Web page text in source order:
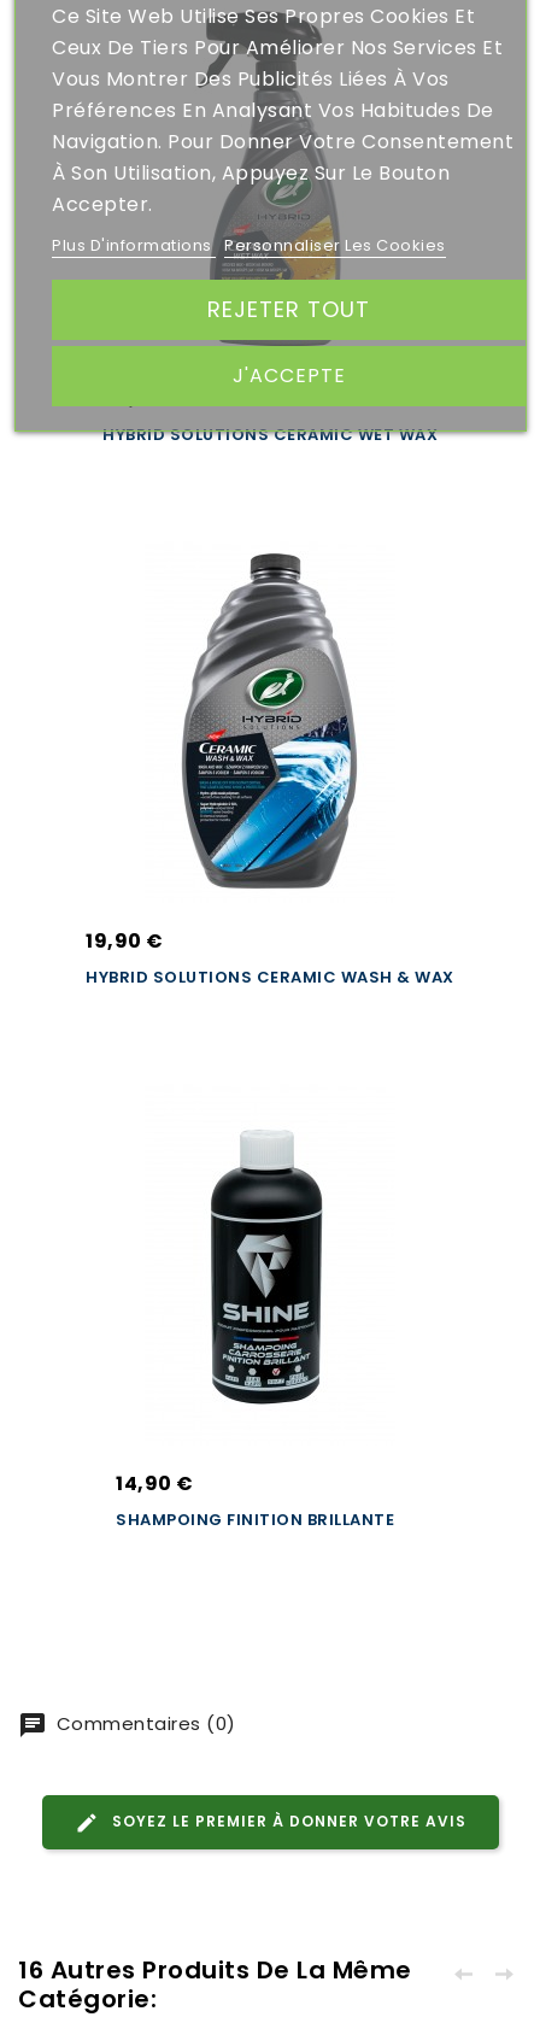
HYBRID SOLUTIONS CERAMIC WET WAX
19,90 €
HYBRID SOLUTIONS CERAMIC WASH & WAX
14,90 €
SHAMPOING FINITION BRILLANTE
Commentaires (0)
SOYEZ LE PREMIER À DONNER VOTRE AVIS
16 Autres Produits De La Même
Catégorie:
Ce Site Web Utilise Ses Propres Cookies Et
Ceux De Tiers Pour Améliorer Nos Services Et
Vous Montrer Des Publicités Liées À Vos
Préférences En Analysant Vos Habitudes De
Navigation. Pour Donner Votre Consentement
À Son Utilisation, Appuyez Sur Le Bouton
Accepter.
Plus D'informations Personnaliser Les Cookies
REJETER TOUT
J'ACCEPTE